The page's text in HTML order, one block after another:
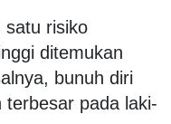
satu risiko
ditemukan
bunuh diri
terbesar pada laki-